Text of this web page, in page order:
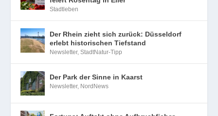
Stadtleben
Der Rhein zieht sich zurück: Düsseldorf
erlebt historischen Tiefstand
Newsletter,StadtNatur-Tipp
Der Park der Sinne in Kaarst
Newsletter, NordNews